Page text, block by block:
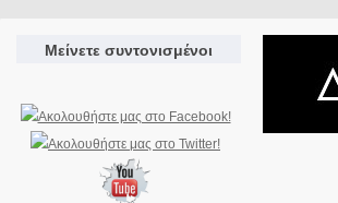
Μείνετε συντονισμένοι